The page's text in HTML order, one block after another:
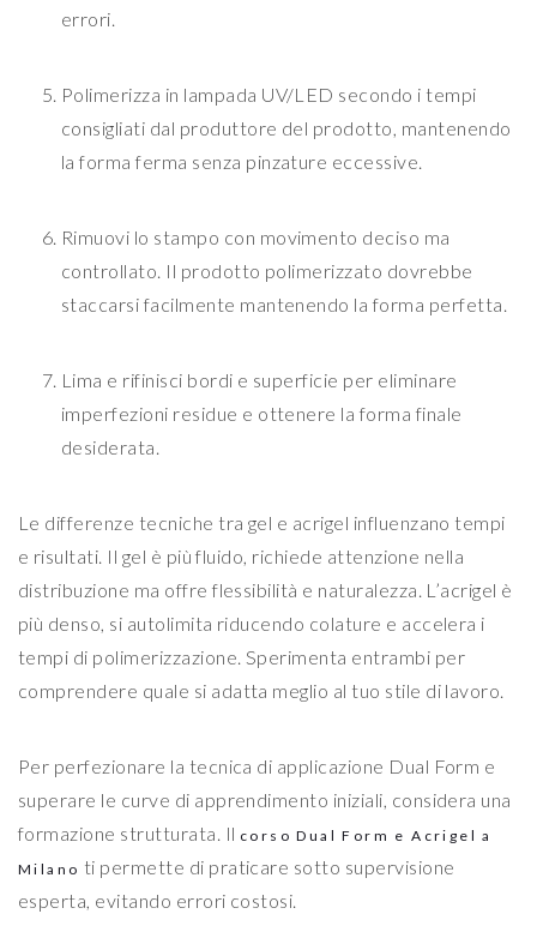
errori.
Polimerizza in lampada UV/LED secondo i tempi
consigliati dal produttore del prodotto, mantenendo
la forma ferma senza pinzature eccessive.
Rimuovi lo stampo con movimento deciso ma
controllato. Il prodotto polimerizzato dovrebbe
staccarsi facilmente mantenendo la forma perfetta.
Lima e rifinisci bordi e superficie per eliminare
imperfezioni residue e ottenere la forma finale
desiderata.
Le differenze tecniche tra gel e acrigel influenzano tempi
e risultati. Il gel è più fluido, richiede attenzione nella
distribuzione ma offre flessibilità e naturalezza. L’acrigel è
più denso, si autolimita riducendo colature e accelera i
tempi di polimerizzazione. Sperimenta entrambi per
comprendere quale si adatta meglio al tuo stile di lavoro.
Per perfezionare la tecnica di applicazione Dual Form e
superare le curve di apprendimento iniziali, considera una
formazione strutturata. Il corso Dual Form e Acrigel a
Milano ti permette di praticare sotto supervisione
esperta, evitando errori costosi.